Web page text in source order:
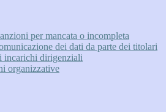
per mancata o incompleta
dei dati da parte dei titolari
incarichi dirigenziali
organizzative